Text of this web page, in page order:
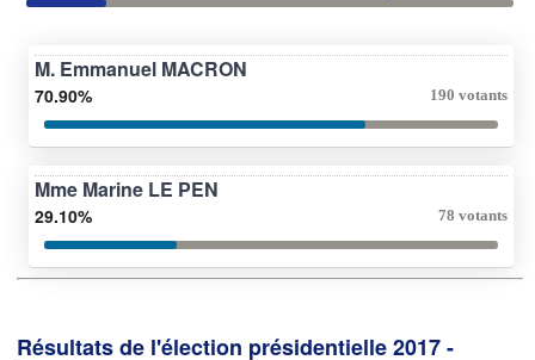
M. Emmanuel MACRON
70.90% 190 votants
Mme Marine LE PEN
29.10% 78 votants
Résultats de l'élection présidentielle 2017 -